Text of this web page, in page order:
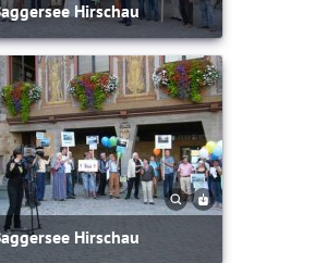
Baggersee Hirschau
Baggersee Hirschau